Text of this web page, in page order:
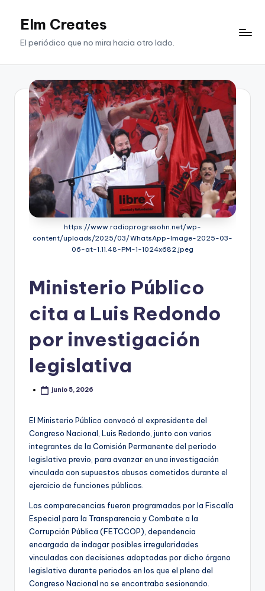
SaltarElm Creates
El periódico que no mira hacia otro lado.
https://www.radioprogresohn.net/wp-
content/uploads/2025/03/WhatsApp-Image-2025-03-
06-at-1.11.48-PM-1-1024x682.jpeg
Ministerio Público
cita a Luis Redondo
por investigación
legislativa
junio 5, 2026
El Ministerio Público convocó al expresidente del
Congreso Nacional, Luis Redondo, junto con varios
integrantes de la Comisión Permanente del periodo
legislativo previo, para avanzar en una investigación
vinculada con supuestos abusos cometidos durante el
ejercicio de funciones públicas.
Las comparecencias fueron programadas por la Fiscalía
Especial para la Transparencia y Combate a la
Corrupción Pública (FETCCOP), dependencia
encargada de indagar posibles irregularidades
vinculadas con decisiones adoptadas por dicho órgano
legislativo durante periodos en los que el pleno del
Congreso Nacional no se encontraba sesionando.